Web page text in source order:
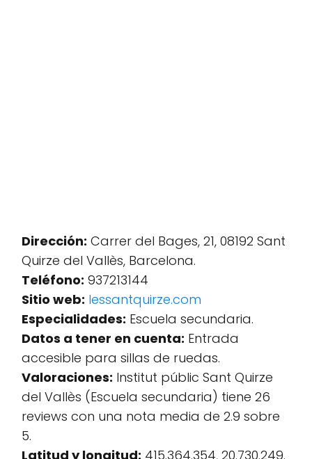
Dirección: Carrer del Bages, 21, 08192 Sant
Quirze del Vallès, Barcelona.
Teléfono: 937213144
Sitio web: Iessantquirze.com
Especialidades: Escuela secundaria.
Datos a tener en cuenta: Entrada
accesible para sillas de ruedas.
Valoraciones: Institut públic Sant Quirze
del Vallès (Escuela secundaria) tiene 26
reviews con una nota media de 2.9 sobre
5.
Latitud y longitud: 415.364.354, 20.730.249.